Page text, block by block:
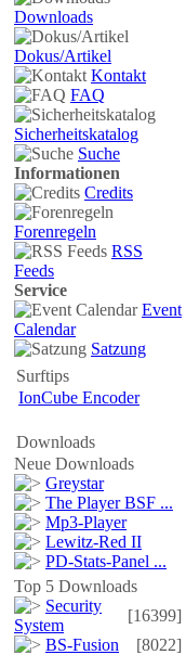
Downloads
Dokus/Artikel
Kontakt
FAQ
Sicherheitskatalog
Suche
Informationen
Credits
Forenregeln
RSS
Feeds
Service
Event
Calendar
Satzung
Surftips
IonCube Encoder
Downloads
Neue Downloads
Greystar
The Player BSF ...
Mp3-Player
Lewitz-Red II
PD-Stats-Panel ...
Top 5 Downloads
Security
System
[16399]
BS-Fusion
[8022]